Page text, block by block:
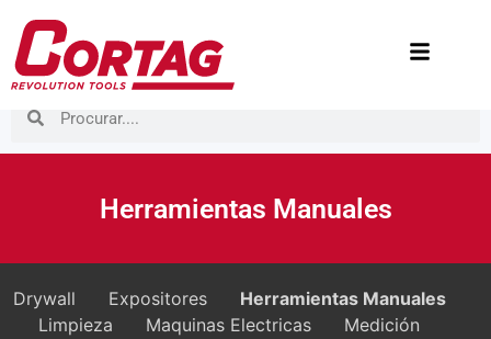
Herramientas Manuales
Drywall Expositores
Herramientas Manuales
Limpieza
Maquinas Electricas
Medición